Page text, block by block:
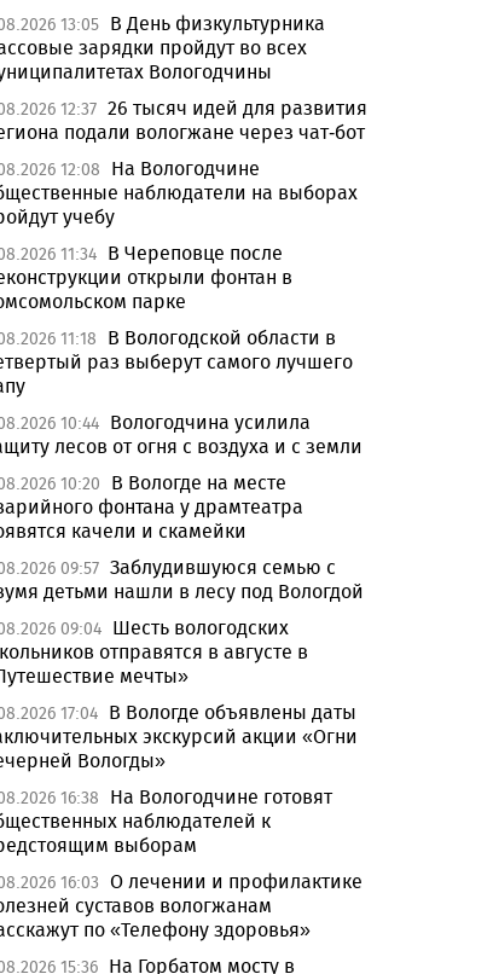
13:05 В День физкультурника
зарядки пройдут во всех
Вологодчины
12:37 26 тысяч идей для развития
подали вологжане через чат-бот
12:08
На Вологодчине
наблюдатели на выборах
учебу
11:34 В Череповце после
открыли фонтан в
парке
11:18
В Вологодской области в
раз выберут самого лучшего
10:44 Вологодчина усилила
лесов от огня с воздуха и с земли
10:20
В Вологде на месте
фонтана у драмтеатра
качели и скамейки
09:57 Заблудившуюся семью с
детьми нашли в лесу под Вологдой
09:04 Шесть вологодских
отправятся в августе в
мечты»
17:04 В Вологде объявлены даты
экскурсий акции «Огни
Вологды»
16:38
На Вологодчине готовят
наблюдателей к
выборам
16:03 О лечении и профилактике
суставов вологжанам
по «Телефону здоровья»
15:36 На Горбатом мосту в